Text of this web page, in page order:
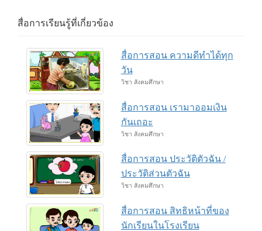
สื่อการเรียนรู้ที่เกี่ยวข้อง
สื่อการสอน ความดีทำได้ทุก
วัน
วิชา สังคมศึกษา
สื่อการสอน เรามาออมเงิน
กันเถอะ
วิชา สังคมศึกษา
สื่อการสอน ประวัติตัวฉัน /
ประวัติส่วนตัวฉัน
วิชา สังคมศึกษา
สื่อการสอน สิทธิหน้าที่ของ
นักเรียนในโรงเรียน